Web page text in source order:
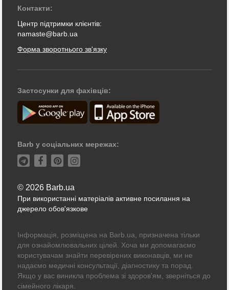
Контакти:
Центр підтримки клієнтів:
namaste@barb.ua
Форма зворотнього зв'язку
Застосунки для фахівців:
Barb у соціальних мережах:
© 2026 Barb.ua
При використанні матеріалів активне посилання на
джерело обов'язкове
Інформація, розміщена на Barb.ua, призначена тільки
для ознайомлювальних цілей. Хоча ми допомагаємо
користувачам знайти перевірених виконавців, ми не
надаємо медичні консультації, діагностику та порад.
Якщо у вас виникла проблема зі здоров'ям, зверніться до
сімейного лікаря.